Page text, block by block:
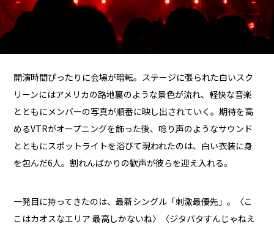
開演時間ぴったりに会場が暗転。ステージに張られた白いスク
リーンにはアメリカの路地裏のような景色が流れ、軽快な音楽
とともにメンバーの写真が順番に映し出されていく。期待を高
めるVTRがオープニングを飾った後、唸り声のようなサウンド
とともにスポットライトを浴びて現われたのは、白い衣装に身
を包んだ6人。割れんばかりの歓声が彼らを迎え入れる。
一発目に持ってきたのは、最新シングル「刺激最優先」。〈こ
こはカオスなエリア 最高しかないね〉〈ジタバタすんじゃねえ